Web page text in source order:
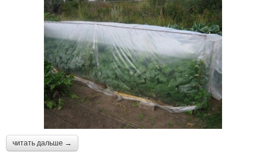
читать дальше →